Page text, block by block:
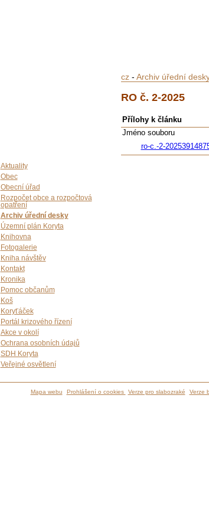
Aktuality
Obec
Obecní úřad
Rozpočet obce a rozpočtová
opatření
Archiv úřední desky
Územní plán Koryta
Knihovna
Fotogalerie
Kniha návštěv
Kontakt
Kronika
Pomoc občanům
Koš
Koryťáček
Portál krizového řízení
Akce v okolí
Ochrana osobních údajů
SDH Koryta
Veřejné osvětlení
cz- Archiv úřední
RO č. 2-2025
Přílohy k článku
Jméno souboru
ro-c.-2-
Mapa webu Prohlášení o cookies Verze pro slabozraké Verze